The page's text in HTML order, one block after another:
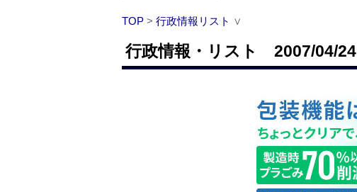
TOP > 行政情報リスト ∨
行政情報・リスト 2007/04/24